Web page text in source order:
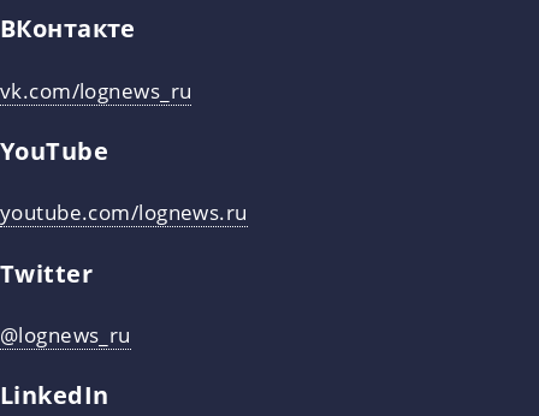
ВКонтакте
vk.com/lognews_ru
YouTube
youtube.com/lognews.ru
Twitter
@lognews_ru
LinkedIn